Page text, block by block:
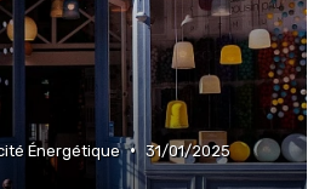
Énergétique • 31/01/2025